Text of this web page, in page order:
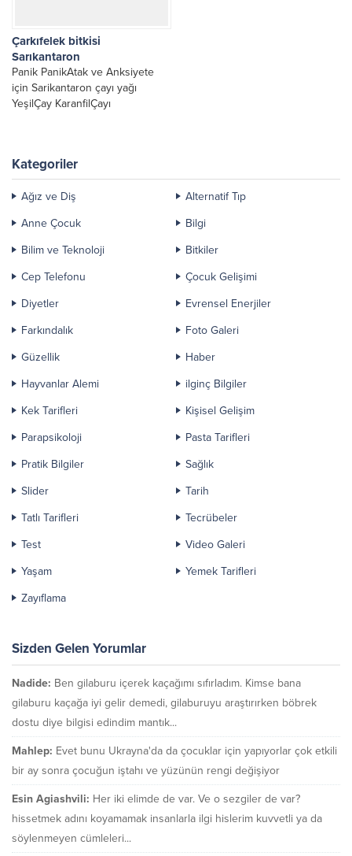
Çarkıfelek bitkisi
Sarıkantaron
Panik PanikAtak ve Anksiyete
için Sarikantaron çayı yağı
YeşilÇay KaranfilÇayı
anksiyete tedavisinde...
Kategoriler
Ağız ve Diş
Alternatif Tıp
Anne Çocuk
Bilgi
Bilim ve Teknoloji
Bitkiler
Cep Telefonu
Çocuk Gelişimi
Diyetler
Evrensel Enerjiler
Farkındalık
Foto Galeri
Güzellik
Haber
Hayvanlar Alemi
ilginç Bilgiler
Kek Tarifleri
Kişisel Gelişim
Parapsikoloji
Pasta Tarifleri
Pratik Bilgiler
Sağlık
Slider
Tarih
Tatlı Tarifleri
Tecrübeler
Test
Video Galeri
Yaşam
Yemek Tarifleri
Zayıflama
Sizden Gelen Yorumlar
Nadide: Ben gilaburu içerek kaçağımı sıfırladım. Kimse bana
gilaburu kaçağa iyi gelir demedi, gilaburuyu araştırırken böbrek
dostu diye bilgisi edindim mantık...
Mahlep: Evet bunu Ukrayna'da da çocuklar için yapıyorlar çok etkili
bir ay sonra çocuğun iştahı ve yüzünün rengi değişiyor
Esin Agiashvili: Her iki elimde de var. Ve o sezgiler de var?
hissetmek adını koyamamak insanlarla ilgi hislerim kuvvetli ya da
söylenmeyen cümleleri...